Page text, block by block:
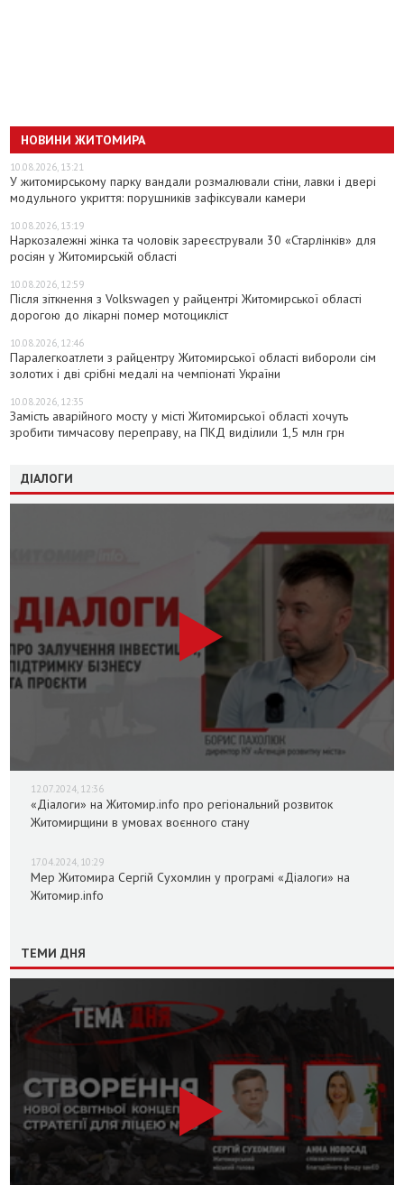
НОВИНИ ЖИТОМИРА
10.08.2026, 13:21
У житомирському парку вандали розмалювали стіни, лавки і двері
модульного укриття: порушників зафіксували камери
10.08.2026, 13:19
Наркозалежні жінка та чоловік зареєстрували 30 «Старлінків» для
росіян у Житомирській області
10.08.2026, 12:59
Після зіткнення з Volkswagen у райцентрі Житомирської області
дорогою до лікарні помер мотоцикліст
10.08.2026, 12:46
Паралегкоатлети з райцентру Житомирської області вибороли сім
золотих і дві срібні медалі на чемпіонаті України
10.08.2026, 12:35
Замість аварійного мосту у місті Житомирської області хочуть
зробити тимчасову переправу, на ПКД виділили 1,5 млн грн
ДІАЛОГИ
12.07.2024, 12:36
«Діалоги» на Житомир.info про регіональний розвиток
Житомирщини в умовах воєнного стану
17.04.2024, 10:29
Мер Житомира Сергій Сухомлин у програмі «Діалоги» на
Житомир.info
ТЕМИ ДНЯ